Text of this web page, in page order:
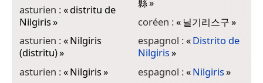
asturien :«distritu de
Nilgiris»
asturien :«Nilgiris
(distritu)»
asturien :«Nilgiris»
coréen :« 닐기리스구»
espagnol :«Distrito de
Nilgiris»
espagnol :«Nilgiris»